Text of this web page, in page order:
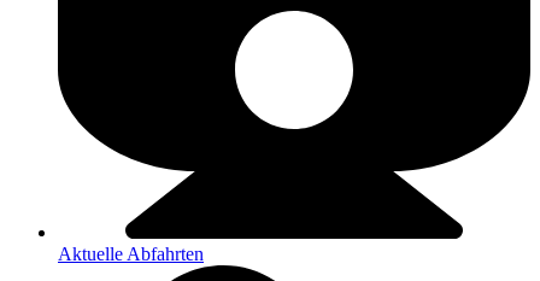
Aktuelle Abfahrten